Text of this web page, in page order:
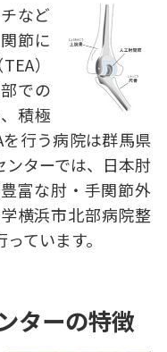
など
節に
）
での
積極
行う病院は群馬県
ターでは、日本肘
富な肘・手関節外
横浜市北部病院整
ています。
ターの特徴